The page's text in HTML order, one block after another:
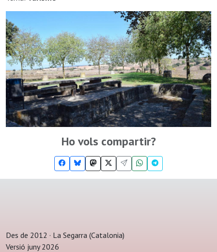
Ho vols compartir?
Des de 2012 · La Segarra (Catalonia)
Versió juny 2026